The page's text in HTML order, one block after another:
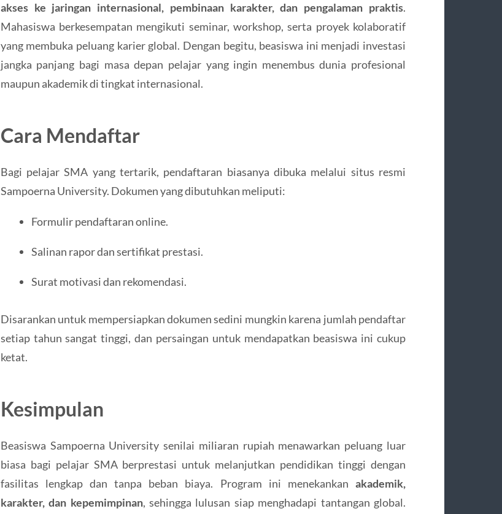
akses ke jaringan internasional, pembinaan karakter, dan pengalaman praktis.
Mahasiswa berkesempatan mengikuti seminar, workshop, serta proyek kolaboratif
yang membuka peluang karier global. Dengan begitu, beasiswa ini menjadi investasi
jangka panjang bagi masa depan pelajar yang ingin menembus dunia profesional
maupun akademik di tingkat internasional.
Cara Mendaftar
Bagi pelajar SMA yang tertarik, pendaftaran biasanya dibuka melalui situs resmi
Sampoerna University. Dokumen yang dibutuhkan meliputi:
Formulir pendaftaran online.
Salinan rapor dan sertifikat prestasi.
Surat motivasi dan rekomendasi.
Disarankan untuk mempersiapkan dokumen sedini mungkin karena jumlah pendaftar
setiap tahun sangat tinggi, dan persaingan untuk mendapatkan beasiswa ini cukup
ketat.
Kesimpulan
Beasiswa Sampoerna University senilai miliaran rupiah menawarkan peluang luar
biasa bagi pelajar SMA berprestasi untuk melanjutkan pendidikan tinggi dengan
fasilitas lengkap dan tanpa beban biaya. Program ini menekankanakademik,
karakter, dan kepemimpinan, sehingga lulusan siap menghadapi tantangan global.